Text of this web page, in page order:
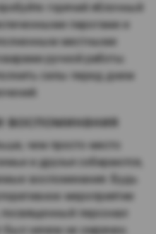
горячий яблочный
пирогами и
местными
ручной работы.
силы перед днем
воспоминания
чем просто место
и друзья собираются,
воспоминания. Будь
мероприятие
персонал
был ничем не омрачен.